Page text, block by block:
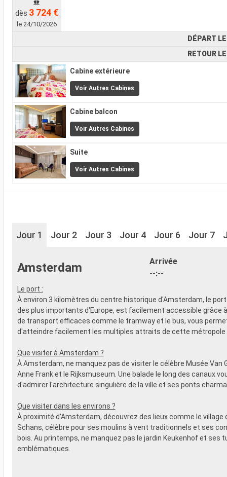
dès 3 724 €
le 24/10/2026
DÉPART LE
RETOUR LE
Cabine extérieure
Voir Autres Cabines
Cabine balcon
Voir Autres Cabines
Suite
Voir Autres Cabines
Jour 1 Jour 2 Jour 3 Jour 4 Jour 6 Jour 7
Amsterdam
Arrivée
--:--
Le port :
À environ 3 kilomètres du centre historique d'Amsterdam, le port
des plus importants d'Europe, est facilement accessible grâce
de transport efficaces comme le tramway et le bus, vous
d'atteindre facilement les multiples attraits de cette métropole
Que visiter à Amsterdam ?
À Amsterdam, ne manquez pas de visiter le célèbre Musée Van
Anne Frank et le Rijksmuseum. Une balade le long des canaux
d'admirer l'architecture singulière de la ville et ses ponts
Que visiter dans les environs ?
À proximité d'Amsterdam, découvrez des lieux comme le village
Schans, célèbre pour ses moulins à vent traditionnels et ses
bois. Au printemps, ne manquez pas le jardin Keukenhof et ses
emblématiques.